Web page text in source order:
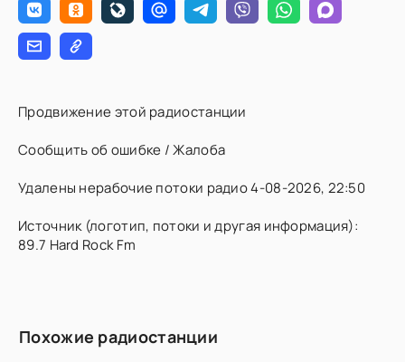
Продвижение этой радиостанции
Сообщить об ошибке / Жалоба
Удалены нерабочие потоки радио 4-08-2026, 22:50
Источник (логотип, потоки и другая информация):
89.7 Hard Rock Fm
Похожие радиостанции